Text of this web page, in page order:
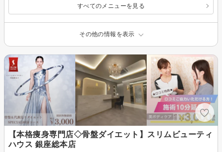
すべてのメニューを見る
その他の情報を表示
【本格痩身専門店◇骨盤ダイエット】スリムビューティ
ハウス 銀座総本店